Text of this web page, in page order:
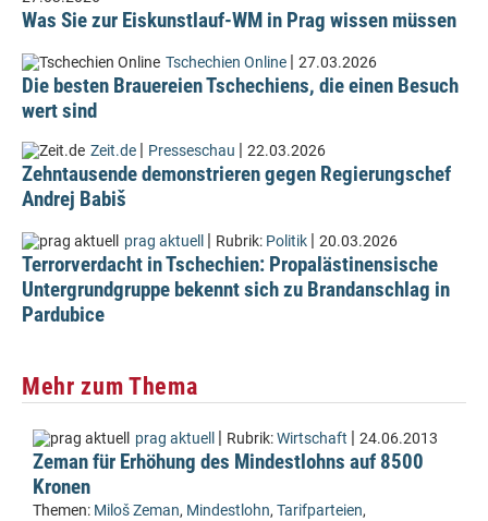
Was Sie zur Eiskunstlauf-WM in Prag wissen müssen
Tschechien Online | 27.03.2026
Die besten Brauereien Tschechiens, die einen Besuch
wert sind
Zeit.de | Presseschau | 22.03.2026
Zehntausende demonstrieren gegen Regierungschef
Andrej Babiš
prag aktuell | Rubrik: Politik | 20.03.2026
Terrorverdacht in Tschechien: Propalästinensische
Untergrundgruppe bekennt sich zu Brandanschlag in
Pardubice
Mehr zum Thema
prag aktuell | Rubrik:Wirtschaft | 24.06.2013
Zeman für Erhöhung des Mindestlohns auf 8500
Kronen
Themen: Miloš Zeman, Mindestlohn, Tarifparteien,